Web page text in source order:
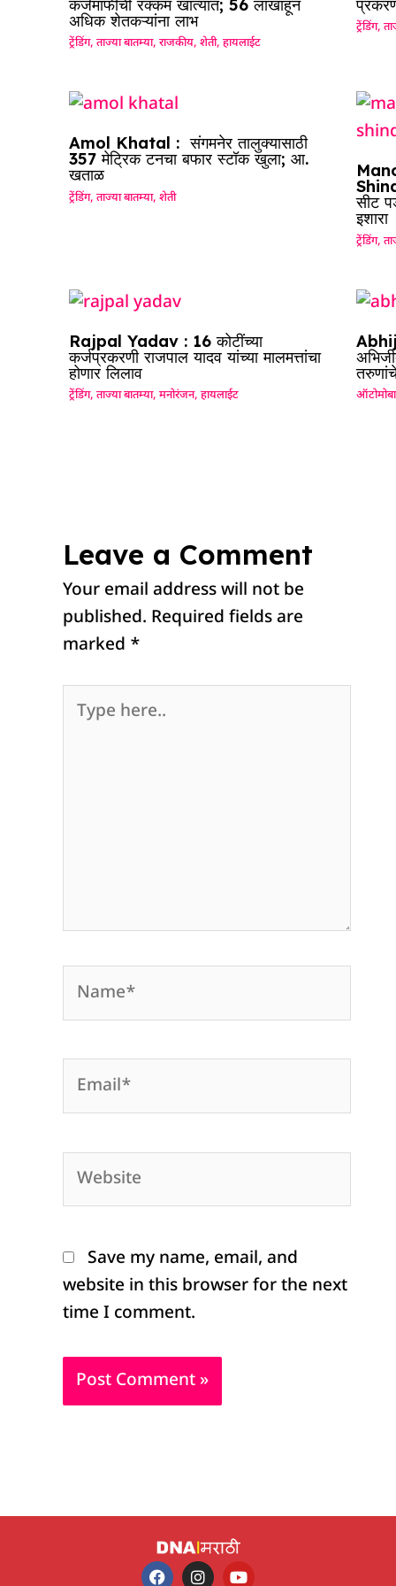
कर्जमाफीची रक्कम खात्यात; 56 लाखांहून
अधिक शेतकऱ्यांना लाभ
ट्रेंडिंग,ताज्या बातम्या,राजकीय,शेती,हायलाईट
ट्रेंडिंग,
Amol Khatal : संगमनेर तालुक्यासाठी
357 मेट्रिक टनचा बफार स्टॉक खुला; आ.
खताळ
ट्रेंडिंग,ताज्या बातम्या,शेती सीट
इशारा
ट्रेंडिंग,
Rajpal Yadav : 16 कोटींच्या
कर्जप्रकरणी राजपाल यादव यांच्या मालमत्तांचा
होणार लिलाव
ट्रेंडिंग,ताज्या बातम्या,मनोरंजन,हायलाईट
Leave a Comment
Your email address will not be
published. Required fields are
marked *
here..
Email*
Website
Save my name, email, and
website in this browser for the next
time I comment.
F I Y